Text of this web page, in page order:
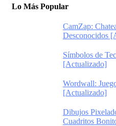
Lo Más Popular
CamZap:
Desconocidos
Símbolos de
[Actualizado]
Wordwall:
[Actualizado]
Dibujos
Cuadritos